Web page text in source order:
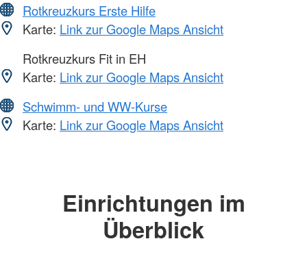
Rotkreuzkurs Erste Hilfe
Karte: Link zur Google Maps Ansicht
Rotkreuzkurs Fit in EH
Karte: Link zur Google Maps Ansicht
Schwimm- und WW-Kurse
Karte: Link zur Google Maps Ansicht
Einrichtungen im
Überblick